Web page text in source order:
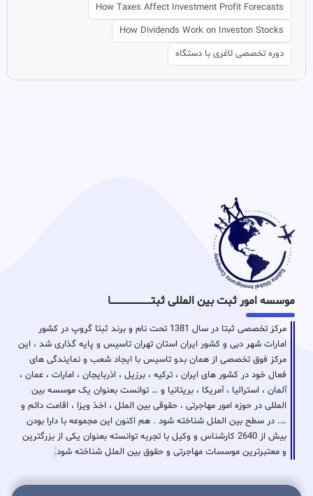
How Taxes Affect Investment Profit Forecasts
How Dividends Work on Investon Stocks
دوره تخصصی لاغری با دستگاه
موسسه امور ثبت بین المللی ثبتـــــــــــــــــــــــــــــا
مرکز تخصصی ثبتا در سال 1381 تحت نام و برند ثبتا گروپ در کشور
امارات شهر دبی و کشور ایران استان تهران تاسیس و پایه گذاری شد ، این
مرکز فوق تخصصی از همان بدو تاسیس با ایجاد شعب و نمایندگی های
فعال خود در کشور های ایران ، ترکیه ، برزیل ، اذربایجان ، امارات ، عمان ،
آلمان ، استرالیا ، آمریکا ، بریتانیا و … توانست بعنوان یک موسسه بین
المللی در حوزه امور مهاجرتی ، حقوقی بین الملل ، اخذ ویزا ، اقامت دائم و
…. در سطح بین الملل شناخته شود . هم اکنون این مجموعه با دارا بودن
بیش از 2640 کارشناس و وکیل با تجربه توانسته بعنوان یکی از بزرگترین
و معتبرترین موسسات مهاجرتی و حقوق بین الملل شناخته شود.